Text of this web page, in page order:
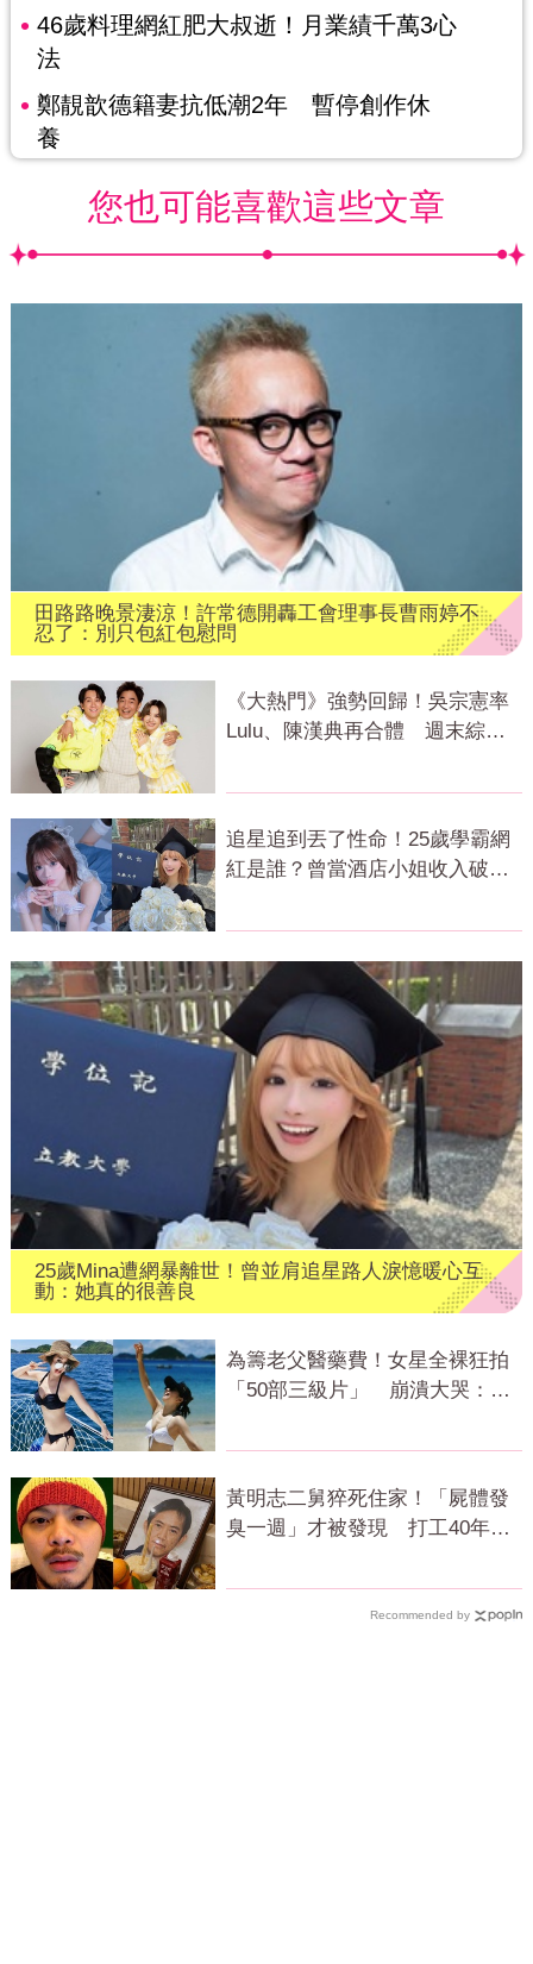
46歲料理網紅肥大叔逝！月業績千萬3心
法
鄭靚歆德籍妻抗低潮2年 暫停創作休
養
您也可能喜歡這些文章
田路路晚景淒涼！許常德開轟工會理事長曹雨婷不
忍了：別只包紅包慰問
《大熱門》強勢回歸！吳宗憲率
Lulu、陳漢典再合體 週末綜藝
追星追到丟了性命！25歲學霸網
紅是誰？曾當酒店小姐收入破
25歲Mina遭網暴離世！曾並肩追星路人淚憶暖心互
動：她真的很善良
為籌老父醫藥費！女星全裸狂拍
「50部三級片」 崩潰大哭：沒
黃明志二舅猝死住家！「屍體發
臭一週」才被發現 打工40年悲
Recommended by